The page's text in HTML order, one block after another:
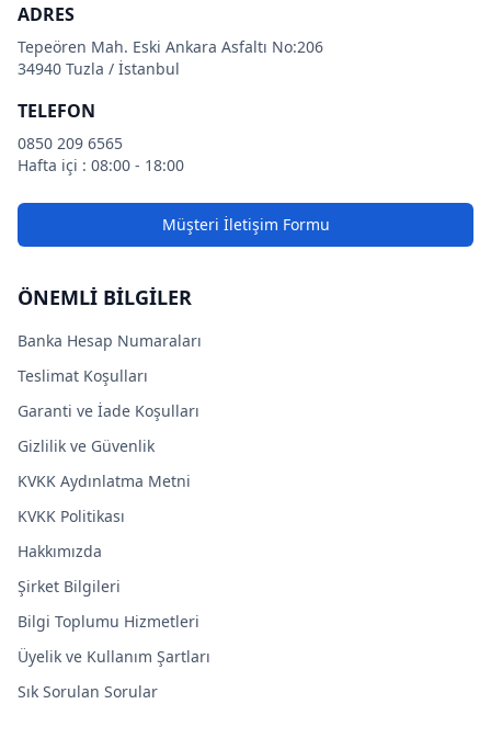
ADRES
Tepeören Mah. Eski Ankara Asfaltı No:206
34940 Tuzla / İstanbul
TELEFON
0850 209 6565
Hafta içi : 08:00 - 18:00
Müşteri İletişim Formu
ÖNEMLİ BİLGİLER
Banka Hesap Numaraları
Teslimat Koşulları
Garanti ve İade Koşulları
Gizlilik ve Güvenlik
KVKK Aydınlatma Metni
KVKK Politikası
Hakkımızda
Şirket Bilgileri
Bilgi Toplumu Hizmetleri
Üyelik ve Kullanım Şartları
Sık Sorulan Sorular